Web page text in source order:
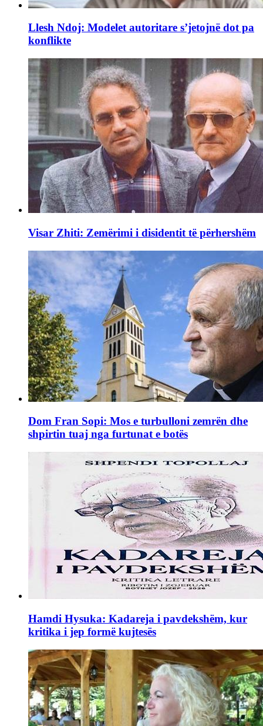
Llesh Ndoj: Modelet autoritare s’jetojnë dot pa
konflikte
Visar Zhiti: Zemërimi i disidentit të përhershëm
Dom Fran Sopi: Mos e turbulloni zemrën dhe
shpirtin tuaj nga furtunat e botës
Hamdi Hysuka: Kadareja i pavdekshëm, kur
kritika i jep formë kujtesës